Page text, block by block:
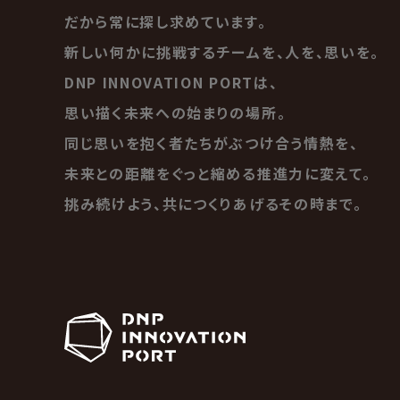
だから常に探し求めています。
新しい何かに挑戦するチームを、人を、思いを。
DNP INNOVATION PORTは、
思い描く未来への始まりの場所。
同じ思いを抱く者たちがぶつけ合う情熱を、
未来との距離をぐっと縮める推進力に変えて。
挑み続けよう、共につくりあげるその時まで。